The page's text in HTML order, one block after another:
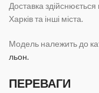
Доставка здійснюється
Харків та інші міста.
Модель належить до
льон.
ПЕРЕВАГИ